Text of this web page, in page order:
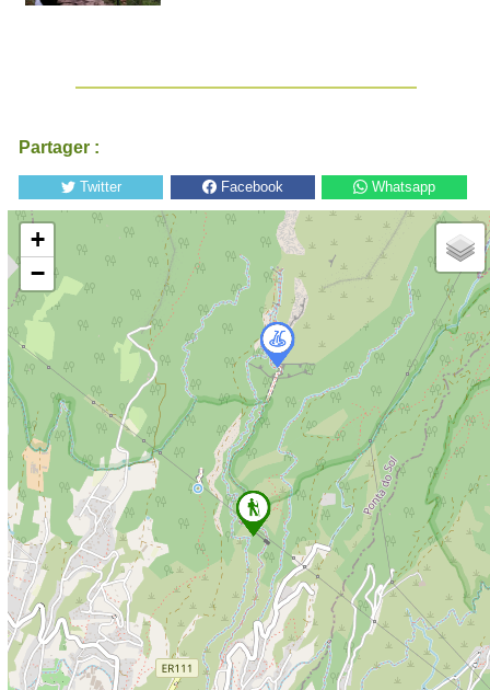
Partager :
Twitter Facebook Whatsapp
+
−